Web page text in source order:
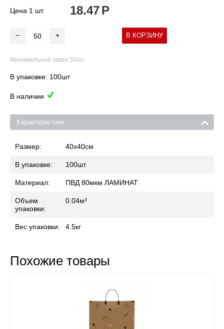
Цена 1 шт. 18.47Р
+
− В КОРЗИНУ
Минимальный заказ 50шт.
В упаковке: 100шт
В наличии
Характеристики
Размер: 40x40см
В упаковке: 100шт
Материал: ПВД 80мкм ЛАМИНАТ
Объем
упаковки:
0.04м³
Вес упаковки: 4.5кг
Похожие товары